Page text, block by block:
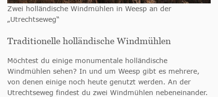
Zwei holländische Windmühlen in Weesp an der
„Utrechtseweg“
Traditionelle holländische Windmühlen
Möchtest du einige monumentale holländische
Windmühlen sehen? In und um Weesp gibt es mehrere,
von denen einige noch heute genutzt werden. An der
Utrechtseweg findest du zwei Windmühlen nebeneinander.